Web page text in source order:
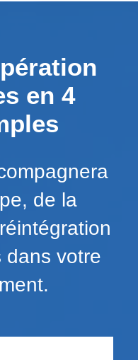
en 4
de la
dans votre